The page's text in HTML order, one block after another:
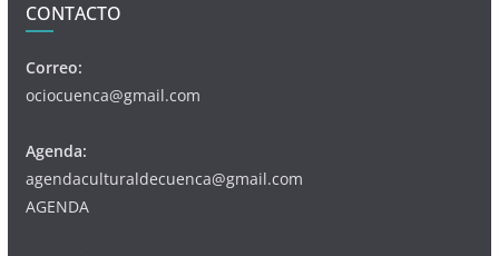
CONTACTO
Correo:
ociocuenca@gmail.com
Agenda:
agendaculturaldecuenca@gmail.com
AGENDA